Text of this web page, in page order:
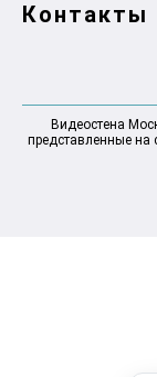
Контакты
Видеостена
представленные на